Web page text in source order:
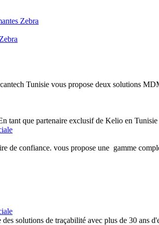
Zebra
Tunisie vous propose deux solutions
tant que partenaire exclusif de Kelio en
de confiance. vous propose une gamme
solutions de traçabilité avec plus de 30 ans